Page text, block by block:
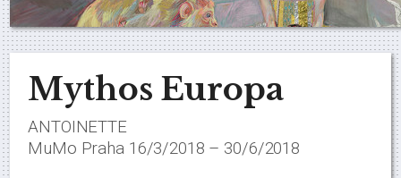
Mythos Europa
ANTOINETTE
MuMo Praha 16/3/2018 – 30/6/2018